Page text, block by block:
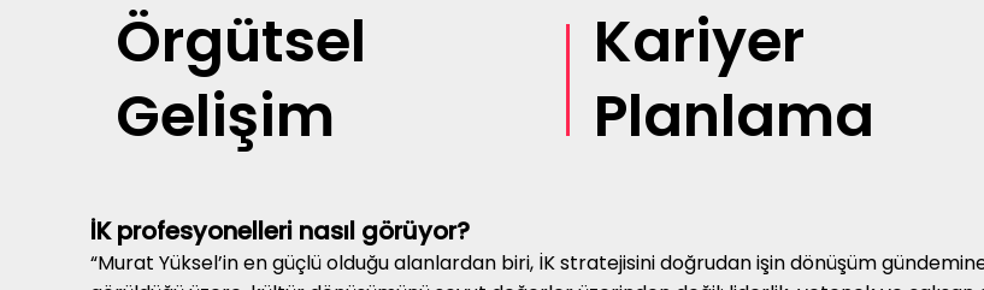
Örgütsel
Gelişim
Kariyer
Planlama
İK profesyonelleri nasıl görüyor?
“Murat Yüksel’in en güçlü olduğu alanlardan biri, İK stratejisini doğrudan işin dönüşüm